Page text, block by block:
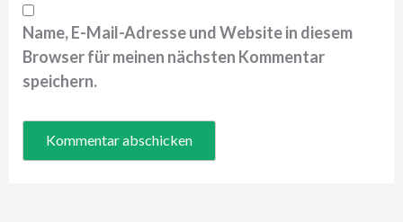
Name, E-Mail-Adresse und Website in diesem
Browser für meinen nächsten Kommentar
speichern.